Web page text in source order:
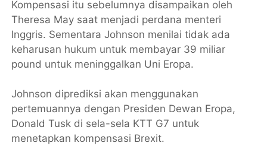
Kompensasi itu sebelumnya disampaikan oleh
Theresa May saat menjadi perdana menteri
Inggris. Sementara Johnson menilai tidak ada
keharusan hukum untuk membayar 39 miliar
pound untuk meninggalkan Uni Eropa.
Johnson diprediksi akan menggunakan
pertemuannya dengan Presiden Dewan Eropa,
Donald Tusk di sela-sela KTT G7 untuk
menetapkan kompensasi Brexit.